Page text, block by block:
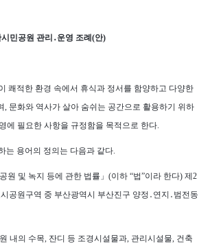
시민공원 관리․운영 조례(안)
쾌적한 환경 속에서 휴식과 정서를 함양하고 다양한
, 문화와 역사가 살아 숨쉬는 공간으로 활용하기 위하
에 필요한 사항을 규정함을 목적으로 한다.
는 용어의 정의는 다음과 같다.
원 및 녹지 등에 관한 법률」(이하 “법”이라 한다) 제2
공원구역 중 부산광역시 부산진구 양정․연지․범전동
내의 수목, 잔디 등 조경시설물과, 관리시설물, 건축